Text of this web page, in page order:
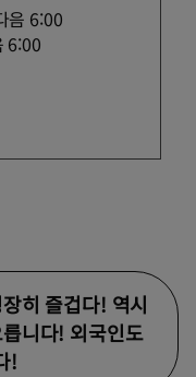
음 6:00
6:00
히 즐겁다! 역시
니다! 외국인도
!